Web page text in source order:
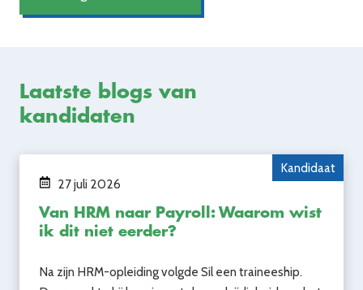
Laatste blogs van
kandidaten
Kandidaat
27 juli 2026
Van HRM naar Payroll: Waarom wist
ik dit niet eerder?
Na zijn HRM-opleiding volgde Sil een traineeship.